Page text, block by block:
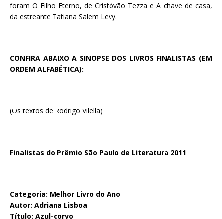
foram O Filho Eterno, de Cristóvão Tezza e A chave de casa,
da estreante Tatiana Salem Levy.
CONFIRA ABAIXO A SINOPSE DOS LIVROS FINALISTAS (EM
ORDEM ALFABÉTICA):
(Os textos de Rodrigo Vilella)
Finalistas do Prêmio São Paulo de Literatura 2011
Categoria: Melhor Livro do Ano
Autor: Adriana Lisboa
Título: Azul-corvo